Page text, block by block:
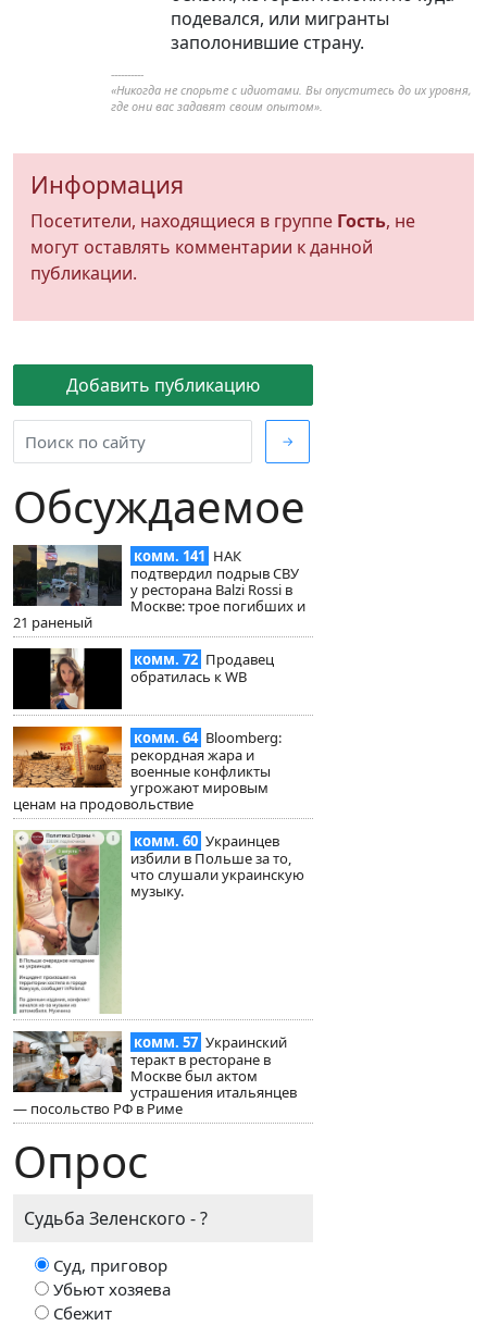
Добавить публикацию
→
Обсуждаемое
комм. 141 НАК
подтвердил подрыв СВУ
у ресторана Balzi Rossi в
Москве: трое погибших и
21 раненый
комм. 72 Продавец
обратилась к WB
комм. 64 Bloomberg:
рекордная жара и
военные конфликты
угрожают мировым
ценам на продовольствие
комм. 60 Украинцев
избили в Польше за то,
что слушали украинскую
музыку.
комм. 57 Украинский
теракт в ресторане в
Москве был актом
устрашения итальянцев
— посольство РФ в Риме
Опрос
Судьба Зеленского - ?
Суд, приговор
Убьют хозяева
Сбежит
подевался, или мигранты
заполонившие страну.
----------
«Никогда не спорьте с идиотами. Вы опуститесь до их уровня,
где они вас задавят своим опытом».
Информация
Посетители, находящиеся в группе Гость, не
могут оставлять комментарии к данной
публикации.